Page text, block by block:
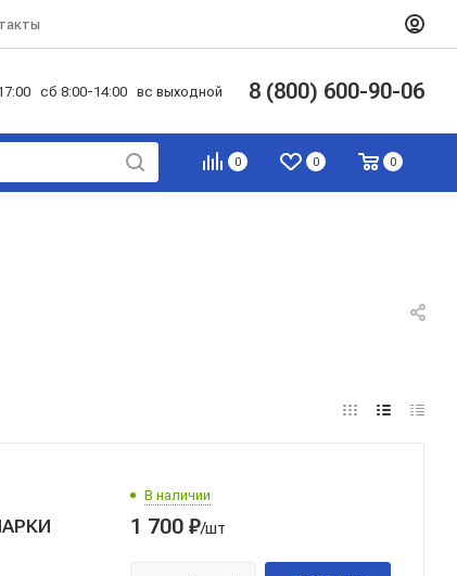
сб 8:00-14:00 вс выходной 8 (800) 600-90-06
0 0 0
В наличии
1 700 ₽/шт